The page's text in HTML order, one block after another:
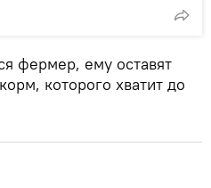
фермер, ему оставят
которого хватит до